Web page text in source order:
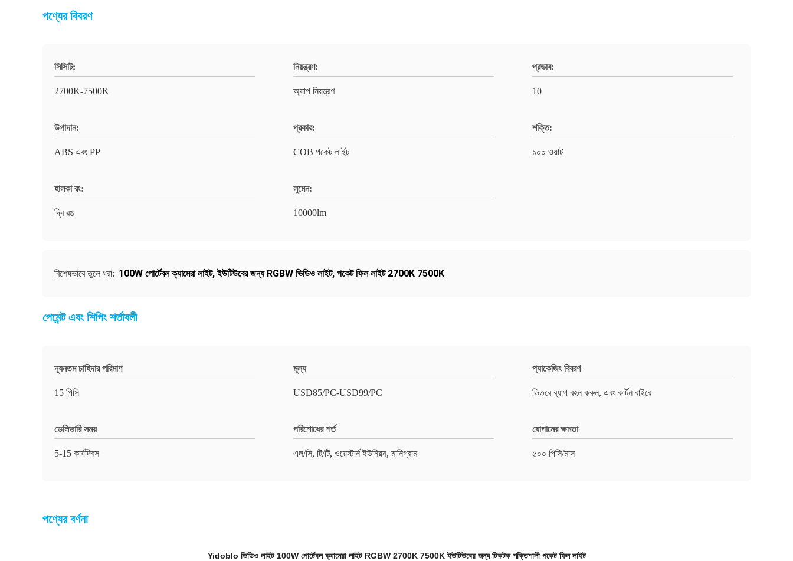
পণ্যের বিবরণ
সিসিটি:
2700K-7500K
নিয়ন্ত্রণ:
অ্যাপ নিয়ন্ত্রণ
প্রভাব:
10
উপাদান:
ABS এবং PP
প্রকার:
COB পকেট লাইট
শক্তি:
১০০ ওয়াট
হালকা রং:
দ্বি রঙ
লুমেন:
10000lm
বিশেষভাবে তুলে ধরা: 100W পোর্টেবল ক্যামেরা লাইট,ইউটিউবের জন্য RGBW ভিডিও লাইট, পকেট ফিল লাইট 2700K 7500K
পেমেন্ট এবং শিপিং শর্তাবলী
ন্যূনতম চাহিদার পরিমাণ
15 পিসি
মূল্য
USD85/PC-USD99/PC
প্যাকেজিং বিবরণ
ভিতরে ব্যাগ বহন করুন, এবং কার্টন বাইরে
ডেলিভারি সময়
5-15 কার্যদিবস
পরিশোধের শর্ত
এল/সি, টি/টি, ওয়েস্টার্ন ইউনিয়ন, মানিগ্রাম
যোগানের ক্ষমতা
৫০০ পিসি/মাস
পণ্যের বর্ণনা
Yidoblo ভিডিও লাইট 100W পোর্টেবল ক্যামেরা লাইট RGBW 2700K 7500K ইউটিউবের জন্য টিকটক শক্তিশালী পকেট ফিল লাইট